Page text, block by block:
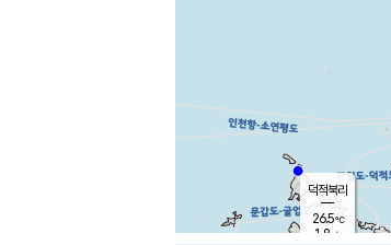
덕적북리
26.5℃
1.8 m/s